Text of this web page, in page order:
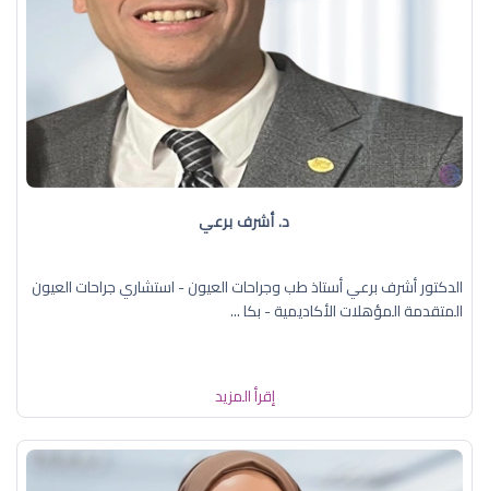
د. أشرف برعي
الدكتور أشرف برعي أستاذ طب وجراحات العيون - استشاري جراحات العيون
المتقدمة المؤهلات الأكاديمية - بكا ...
إقرأ المزيد